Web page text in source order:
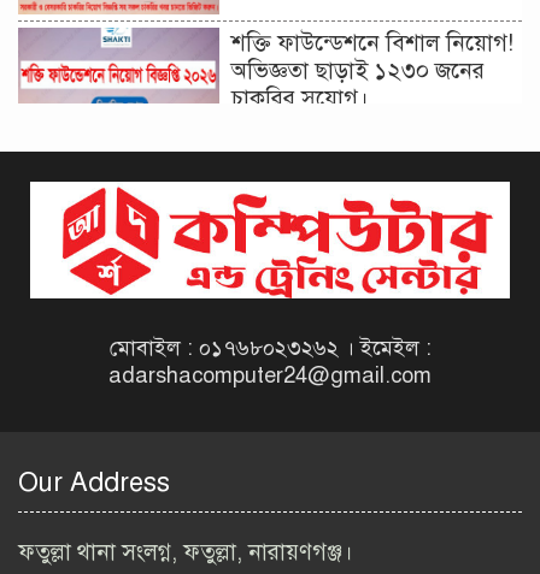
শক্তি ফাউন্ডেশনে বিশাল নিয়োগ!
অভিজ্ঞতা ছাড়াই ১২৩০ জনের
চাকরির সুযোগ।
বিজ্ঞপ্তি ২০২৬ | Taxes Zone
Dinajpur Job Circular 2026
বেসরকারি সংস্থা সেতু (SETU)
Job Circular 2026
২০২৬ | BIWTA Job Circular
মোবাইল : ০১৭৬৮০২৩২৬২ । ইমেইল :
adarshacomputer24@gmail.com
Our Address
ফতুল্লা থানা সংলগ্ন, ফতুল্লা, নারায়ণগঞ্জ।